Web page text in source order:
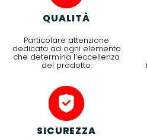
QUALITÀ
Particolare attenzione
dedicata ad ogni elemento
che determina l’eccellenza
del prodotto.
SICUREZZA